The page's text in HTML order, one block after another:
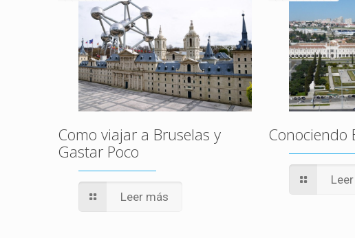
Como viajar a Bruselas y
Gastar Poco
Leer más
Conociendo